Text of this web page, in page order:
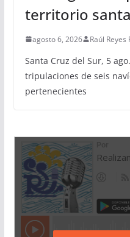
territorio
agosto 6, 2026 Raúl Reyes
Santa Cruz del Sur, 5
tripulaciones de seis
pertenecientes